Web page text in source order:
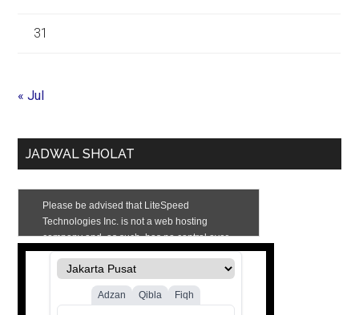
31
« Jul
JADWAL SHOLAT